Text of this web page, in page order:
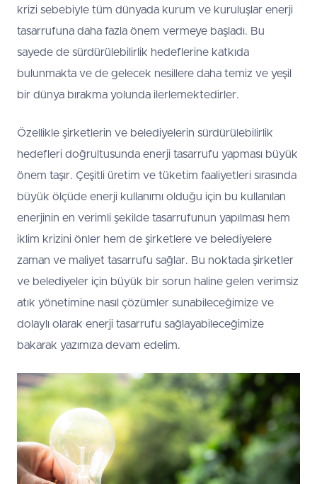
krizi sebebiyle tüm dünyada kurum ve kuruluşlar enerji
tasarrufuna daha fazla önem vermeye başladı. Bu
sayede de sürdürülebilirlik hedeflerine katkıda
bulunmakta ve de gelecek nesillere daha temiz ve yeşil
bir dünya bırakma yolunda ilerlemektedirler.
Özellikle şirketlerin ve belediyelerin sürdürülebilirlik
hedefleri doğrultusunda enerji tasarrufu yapması büyük
önem taşır. Çeşitli üretim ve tüketim faaliyetleri sırasında
büyük ölçüde enerji kullanımı olduğu için bu kullanılan
enerjinin en verimli şekilde tasarrufunun yapılması hem
iklim krizini önler hem de şirketlere ve belediyelere
zaman ve maliyet tasarrufu sağlar. Bu noktada şirketler
ve belediyeler için büyük bir sorun haline gelen verimsiz
atık yönetimine nasıl çözümler sunabileceğimize ve
dolaylı olarak enerji tasarrufu sağlayabileceğimize
bakarak yazımıza devam edelim.